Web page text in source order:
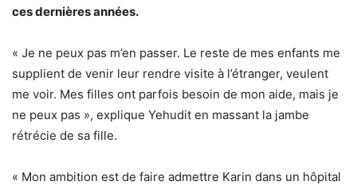
ces dernières années.
« Je ne peux pas m’en passer. Le reste de mes enfants me
supplient de venir leur rendre visite à l’étranger, veulent
me voir. Mes filles ont parfois besoin de mon aide, mais je
ne peux pas », explique Yehudit en massant la jambe
rétrécie de sa fille.
« Mon ambition est de faire admettre Karin dans un hôpital